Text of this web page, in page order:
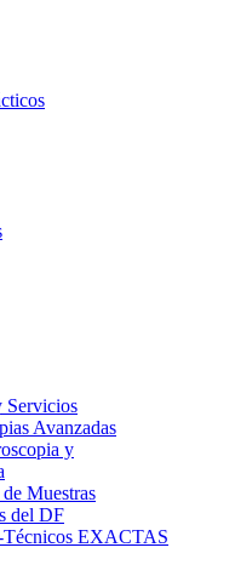
Servicios
Avanzadas
y
Muestras
del DF
EXACTAS